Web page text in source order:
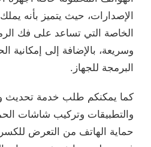
الإصدارات، حيث يتميز بأنه
الخاصة التي تساعد على فك
وسريعة، بالإضافة إلى
البرمجة للجهاز.
كما يمكنكم طلب خدمة تحديث
والتطبيقات وتركيب شاشات
حماية الهاتف من التعرض